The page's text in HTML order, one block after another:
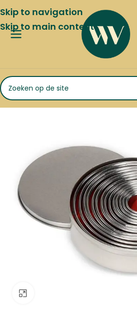
Skip to navigation
Skip to main content